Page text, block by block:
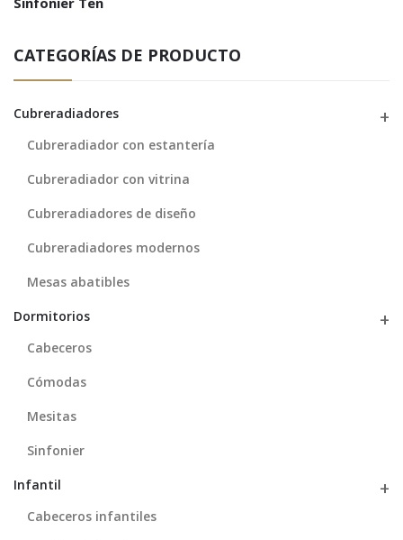
CATEGORÍAS DE PRODUCTO
Cubreradiadores
Cubreradiador con estantería
Cubreradiador con vitrina
Cubreradiadores de diseño
Cubreradiadores modernos
Mesas abatibles
Dormitorios
Cabeceros
Cómodas
Mesitas
Sinfonier
Infantil
Cabeceros infantiles